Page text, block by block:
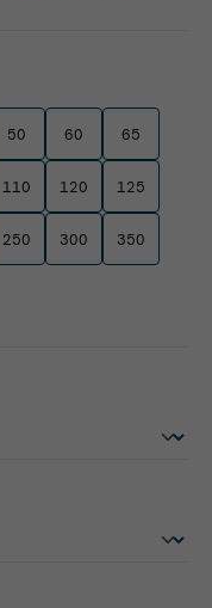
50 60 65
110 120 125
250 300 350